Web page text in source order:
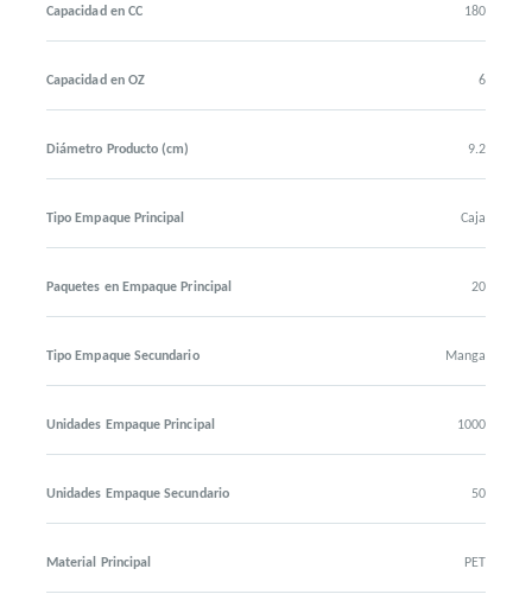
Capacidad en CC 180
Capacidad en OZ 6
Diámetro Producto (cm) 9.2
Tipo Empaque Principal Caja
Paquetes en Empaque Principal 20
Tipo Empaque Secundario Manga
Unidades Empaque Principal 1000
Unidades Empaque Secundario 50
Material Principal PET